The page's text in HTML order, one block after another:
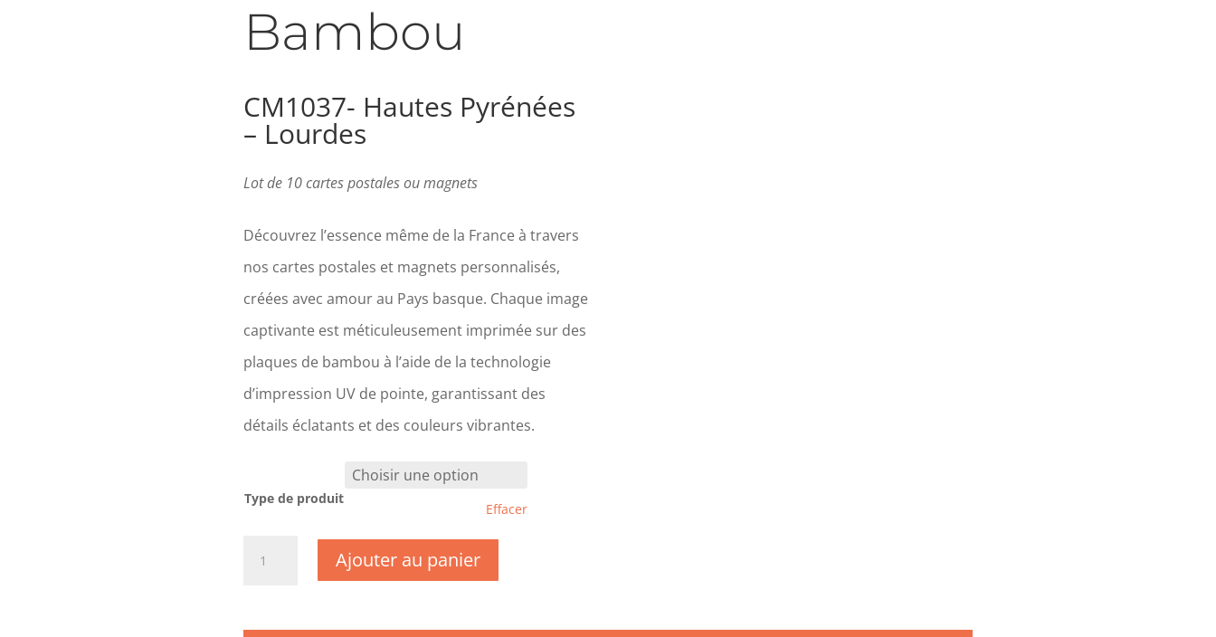
Bambou
CM1037- Hautes Pyrénées
– Lourdes
Lot de 10 cartes postales ou magnets
Découvrez l’essence même de la France à travers
nos cartes postales et magnets personnalisés,
créées avec amour au Pays basque. Chaque image
captivante est méticuleusement imprimée sur des
plaques de bambou à l’aide de la technologie
d’impression UV de pointe, garantissant des
détails éclatants et des couleurs vibrantes.
Type de produit
Effacer
Pyrénées
Ajouter au panier